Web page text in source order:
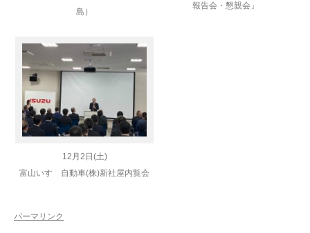
島）
報告会・懇親会」
12月2日(土)
富山いすゞ自動車(株)新社屋内覧会
パーマリンク